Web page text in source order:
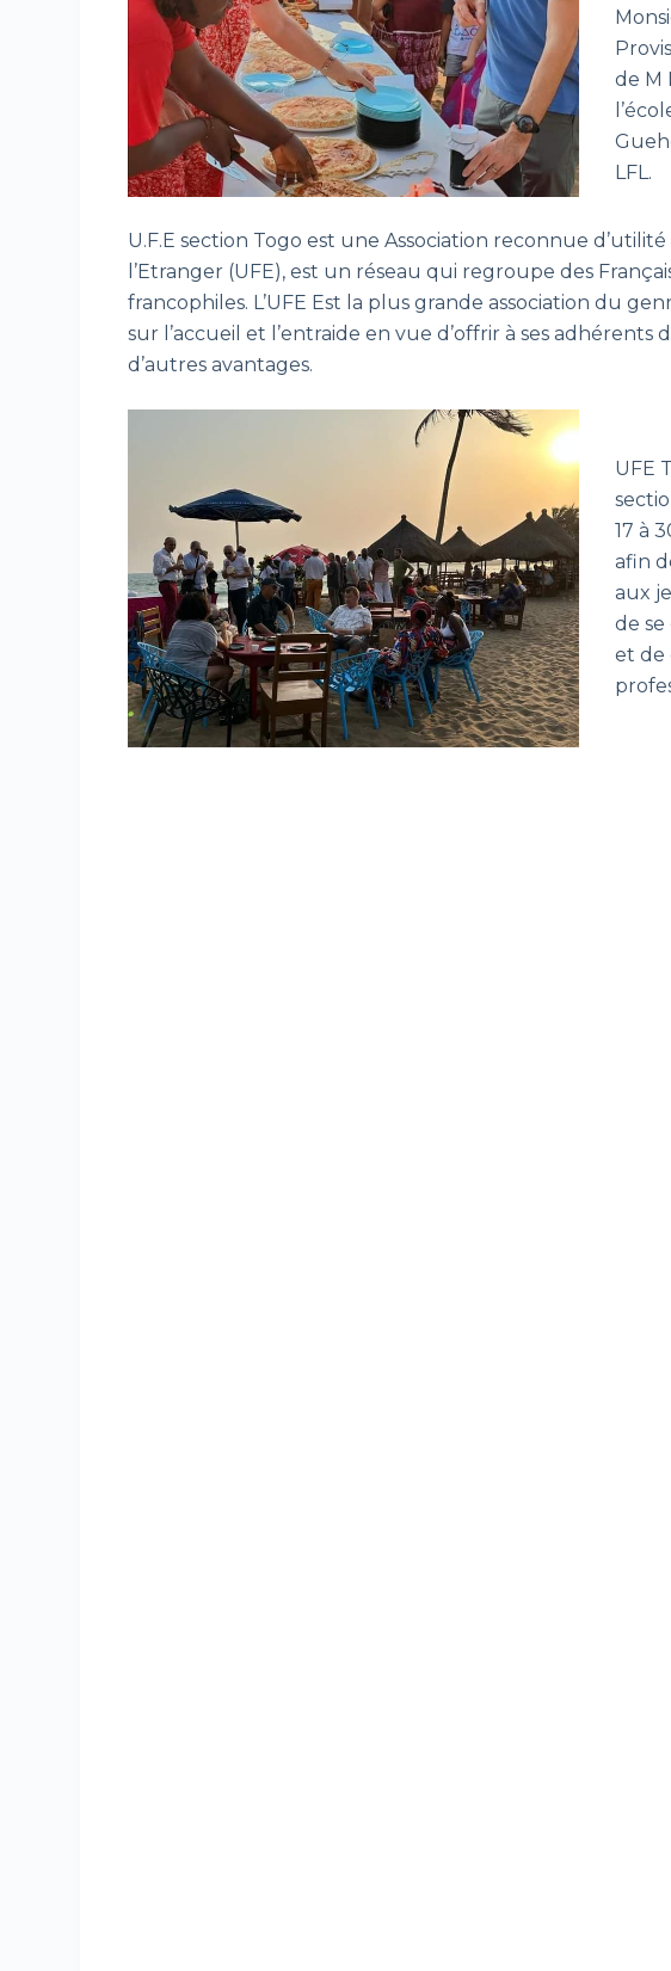
de M
LFL.
U.F.E section Togo est une Association reconnue
l’Etranger (UFE), est un réseau qui regroupe des
francophiles. L’UFE Est la plus grande association du
sur l’accueil et l’entraide en vue d’offrir à ses
d’autres avantages.
UFE
17 à
afin
aux
de
et de